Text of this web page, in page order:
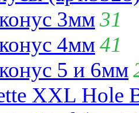
3мм31
4мм41
5 и 6мм
XXL Hole